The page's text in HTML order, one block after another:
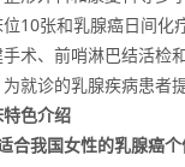
10张和乳腺癌日间化
术、前哨淋巴结活检
就诊的乳腺疾病患者
色介绍
合我国女性的乳腺癌个